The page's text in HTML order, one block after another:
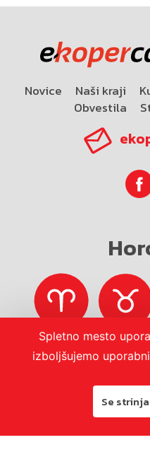
Novice Naši kraji
Obvestila
Spletno mesto
izboljšujemo
Se